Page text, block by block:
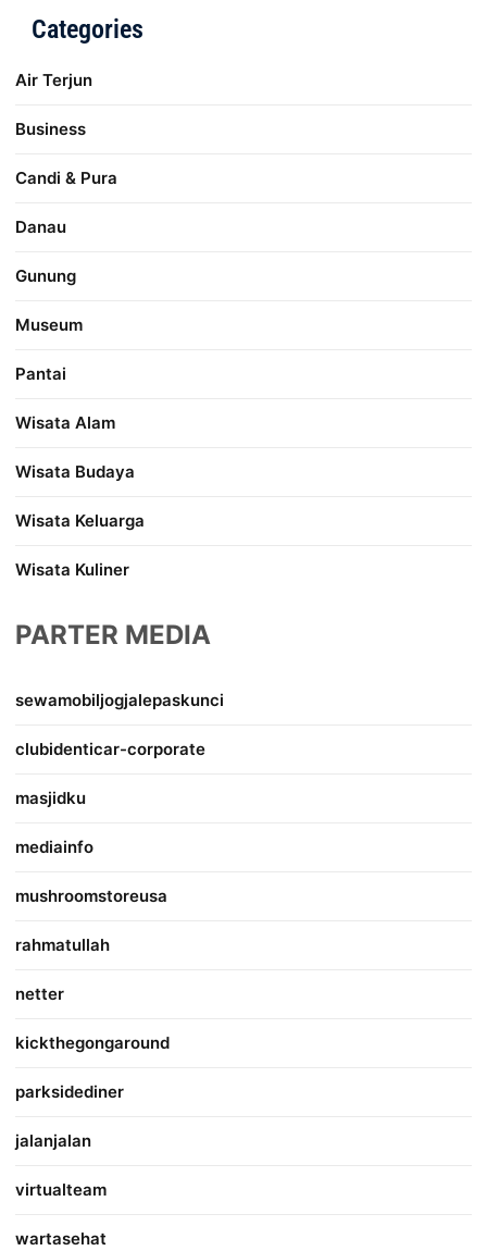
Categories
Air Terjun
Business
Candi & Pura
Danau
Gunung
Museum
Pantai
Wisata Alam
Wisata Budaya
Wisata Keluarga
Wisata Kuliner
PARTER MEDIA
sewamobiljogjalepaskunci
clubidenticar-corporate
masjidku
mediainfo
mushroomstoreusa
rahmatullah
netter
kickthegongaround
parksidediner
jalanjalan
virtualteam
wartasehat